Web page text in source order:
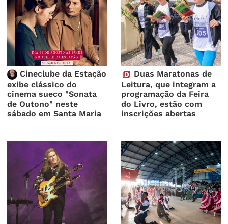
Cineclube da Estação
exibe clássico do
cinema sueco "Sonata
de Outono" neste
sábado em Santa Maria
Duas Maratonas de
Leitura, que integram a
programação da Feira
do Livro, estão com
inscrições abertas